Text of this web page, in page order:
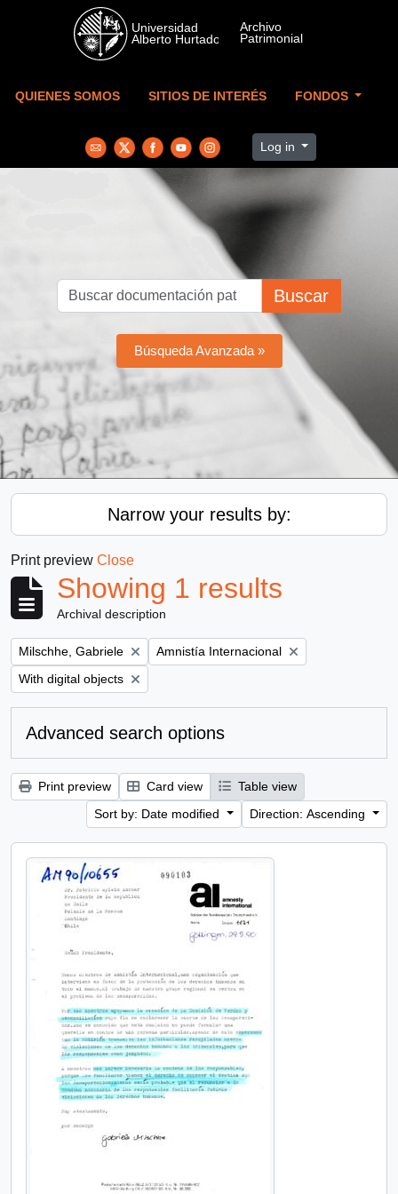
Skip to main content
QUIENES SOMOS SITIOS DE INTERÉS FONDOS
Log in
Buscar
Búsqueda Avanzada »
Narrow your results by:
Print preview Close
Showing 1 results
Archival description
Remove filter:
Milschhe, Gabriele Remove filter:
Amnistía Internacional
Remove filter:
With digital objects
Advanced search options
Print preview Card view
Table view
Sort by: Date modified
Direction: Ascending